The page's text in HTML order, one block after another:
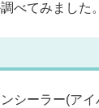
べてみました
シーラー(ア